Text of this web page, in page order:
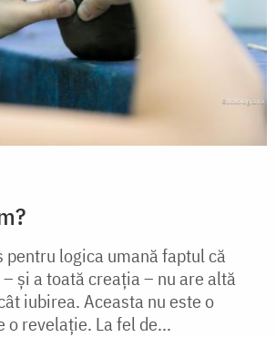
pentru logica umană faptul că
şi a toată creația – nu are altă
iubirea. Aceasta nu este o
o revelaţie. La fel de...